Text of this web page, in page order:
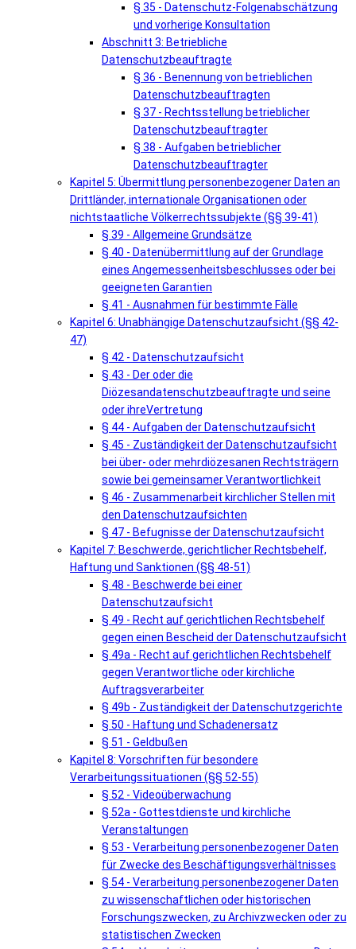
§ 35 - Datenschutz-Folgenabschätzung
und vorherige Konsultation
Abschnitt 3: Betriebliche
Datenschutzbeauftragte
§ 36 - Benennung von betrieblichen
Datenschutzbeauftragten
§ 37 - Rechtsstellung betrieblicher
Datenschutzbeauftragter
§ 38 - Aufgaben betrieblicher
Datenschutzbeauftragter
Kapitel 5: Übermittlung personenbezogener Daten an
Drittländer, internationale Organisationen oder
nichtstaatliche Völkerrechtssubjekte (§§ 39-41)
§ 39 - Allgemeine Grundsätze
§ 40 - Datenübermittlung auf der Grundlage
eines Angemessenheitsbeschlusses oder bei
geeigneten Garantien
§ 41 - Ausnahmen für bestimmte Fälle
Kapitel 6: Unabhängige Datenschutzaufsicht (§§ 42-
47)
§ 42 - Datenschutzaufsicht
§ 43 - Der oder die
Diözesandatenschutzbeauftragte und seine
oder ihreVertretung
§ 44 - Aufgaben der Datenschutzaufsicht
§ 45 - Zuständigkeit der Datenschutzaufsicht
bei über- oder mehrdiözesanen Rechtsträgern
sowie bei gemeinsamer Verantwortlichkeit
§ 46 - Zusammenarbeit kirchlicher Stellen mit
den Datenschutzaufsichten
§ 47 - Befugnisse der Datenschutzaufsicht
Kapitel 7: Beschwerde, gerichtlicher Rechtsbehelf,
Haftung und Sanktionen (§§ 48-51)
§ 48 - Beschwerde bei einer
Datenschutzaufsicht
§ 49 - Recht auf gerichtlichen Rechtsbehelf
gegen einen Bescheid der Datenschutzaufsicht
§ 49a - Recht auf gerichtlichen Rechtsbehelf
gegen Verantwortliche oder kirchliche
Auftragsverarbeiter
§ 49b - Zuständigkeit der Datenschutzgerichte
§ 50 - Haftung und Schadenersatz
§ 51 - Geldbußen
Kapitel 8: Vorschriften für besondere
Verarbeitungssituationen (§§ 52-55)
§ 52 - Videoüberwachung
§ 52a - Gottestdienste und kirchliche
Veranstaltungen
§ 53 - Verarbeitung personenbezogener Daten
für Zwecke des Beschäftigungsverhältnisses
§ 54 - Verarbeitung personenbezogener Daten
zu wissenschaftlichen oder historischen
Forschungszwecken, zu Archivzwecken oder zu
statistischen Zwecken